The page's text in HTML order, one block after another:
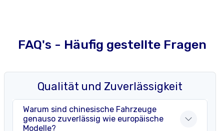
FAQ's - Häufig gestellte Fragen
Qualität und Zuverlässigkeit
Warum sind chinesische Fahrzeuge
genauso zuverlässig wie europäische
Modelle?